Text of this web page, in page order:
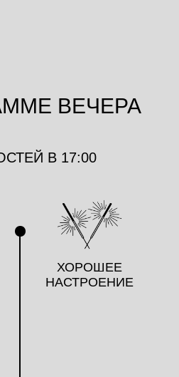
ВЕЧЕРА
В 17:00
ХОРОШЕЕ
НАСТРОЕНИЕ